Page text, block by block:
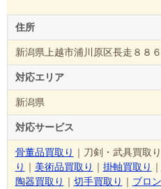
住所
新潟県上越市浦川原区長走８８
対応エリア
新潟県
対応サービス
骨董品買取り ｜刀剣・武具買取
り ｜ 美術品買取り ｜ 掛軸買取り ｜
陶器買取り ｜ 切手買取り ｜ ブロ